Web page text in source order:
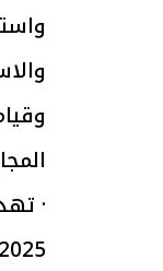
2024/2025
الرئيس
الاقتصاد
استمرار
30 مارس 2026 05:06 م